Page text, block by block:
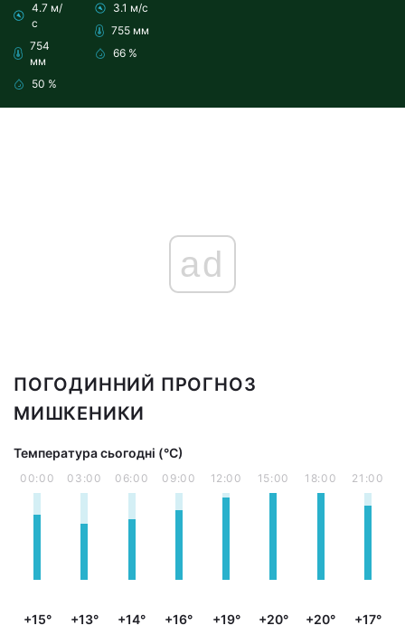
4.7 м/
с
754
мм
50 %
3.1 м/с
755 мм
66 %
ad
ПОГОДИННИЙ ПРОГНОЗ
МИШКЕНИКИ
Температура сьогодні (°С)
00:00
+15°
03:00
+13°
06:00
+14°
09:00
+16°
12:00
+19°
15:00
+20°
18:00
+20°
21:00
+17°